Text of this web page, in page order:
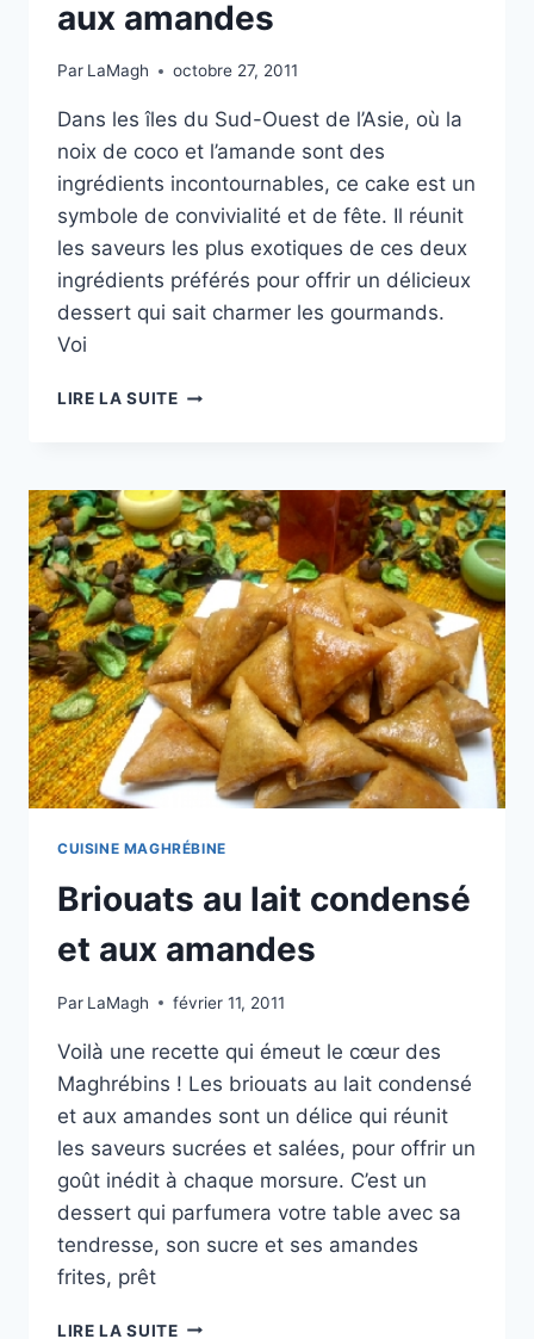
aux amandes
Par LaMagh octobre 27, 2011
Dans les îles du Sud-Ouest de l’Asie, où la
noix de coco et l’amande sont des
ingrédients incontournables, ce cake est un
symbole de convivialité et de fête. Il réunit
les saveurs les plus exotiques de ces deux
ingrédients préférés pour offrir un délicieux
dessert qui sait charmer les gourmands.
Voi
LIRE LA SUITECAKES
COCO
ET
AUX
AMANDES
CUISINE MAGHRÉBINE
Briouats au lait condensé
et aux amandes
Par LaMagh février 11, 2011
Voilà une recette qui émeut le cœur des
Maghrébins ! Les briouats au lait condensé
et aux amandes sont un délice qui réunit
les saveurs sucrées et salées, pour offrir un
goût inédit à chaque morsure. C’est un
dessert qui parfumera votre table avec sa
tendresse, son sucre et ses amandes
frites, prêt
LIRE LA SUITEBRIOUATS